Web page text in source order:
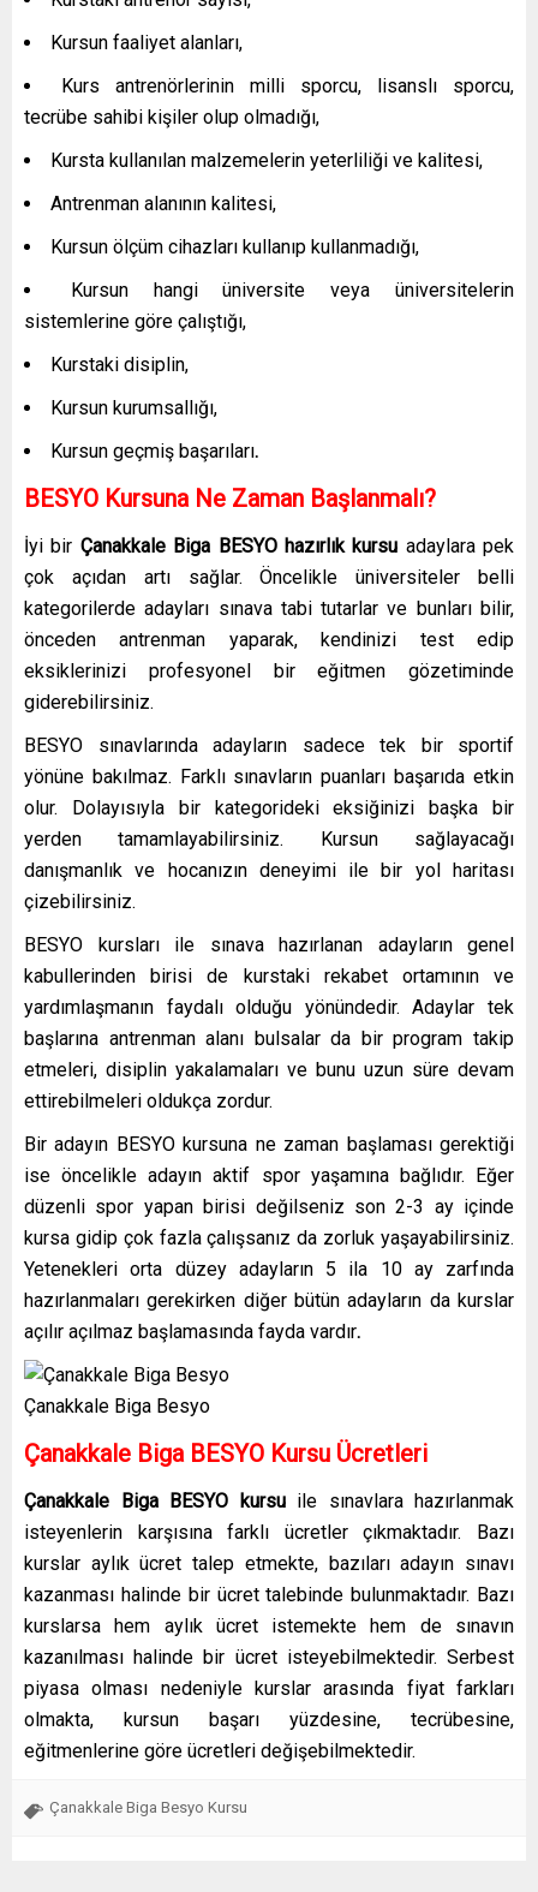
Kursun faaliyet alanları,
Kurs antrenörlerinin milli sporcu, lisanslı sporcu,
tecrübe sahibi kişiler olup olmadığı,
Kursta kullanılan malzemelerin yeterliliği ve kalitesi,
Antrenman alanının kalitesi,
Kursun ölçüm cihazları kullanıp kullanmadığı,
Kursun hangi üniversite veya üniversitelerin
sistemlerine göre çalıştığı,
Kurstaki disiplin,
Kursun kurumsallığı,
Kursun geçmiş başarıları.
BESYO Kursuna Ne Zaman Başlanmalı?
İyi bir Çanakkale Biga BESYO hazırlık kursu adaylara pek
çok açıdan artı sağlar. Öncelikle üniversiteler belli
kategorilerde adayları sınava tabi tutarlar ve bunları bilir,
önceden antrenman yaparak, kendinizi test edip
eksiklerinizi profesyonel bir eğitmen gözetiminde
giderebilirsiniz.
BESYO sınavlarında adayların sadece tek bir sportif
yönüne bakılmaz. Farklı sınavların puanları başarıda etkin
olur. Dolayısıyla bir kategorideki eksiğinizi başka bir
yerden tamamlayabilirsiniz. Kursun sağlayacağı
danışmanlık ve hocanızın deneyimi ile bir yol haritası
çizebilirsiniz.
BESYO kursları ile sınava hazırlanan adayların genel
kabullerinden birisi de kurstaki rekabet ortamının ve
yardımlaşmanın faydalı olduğu yönündedir. Adaylar tek
başlarına antrenman alanı bulsalar da bir program takip
etmeleri, disiplin yakalamaları ve bunu uzun süre devam
ettirebilmeleri oldukça zordur.
Bir adayın BESYO kursuna ne zaman başlaması gerektiği
ise öncelikle adayın aktif spor yaşamına bağlıdır. Eğer
düzenli spor yapan birisi değilseniz son 2-3 ay içinde
kursa gidip çok fazla çalışsanız da zorluk yaşayabilirsiniz.
Yetenekleri orta düzey adayların 5 ila 10 ay zarfında
hazırlanmaları gerekirken diğer bütün adayların da kurslar
açılır açılmaz başlamasında fayda vardır.
Çanakkale Biga Besyo
Çanakkale Biga BESYO Kursu Ücretleri
Çanakkale Biga BESYO kursu ile sınavlara hazırlanmak
isteyenlerin karşısına farklı ücretler çıkmaktadır. Bazı
kurslar aylık ücret talep etmekte, bazıları adayın sınavı
kazanması halinde bir ücret talebinde bulunmaktadır. Bazı
kurslarsa hem aylık ücret istemekte hem de sınavın
kazanılması halinde bir ücret isteyebilmektedir. Serbest
piyasa olması nedeniyle kurslar arasında fiyat farkları
olmakta, kursun başarı yüzdesine, tecrübesine,
eğitmenlerine göre ücretleri değişebilmektedir.
Çanakkale Biga Besyo Kursu